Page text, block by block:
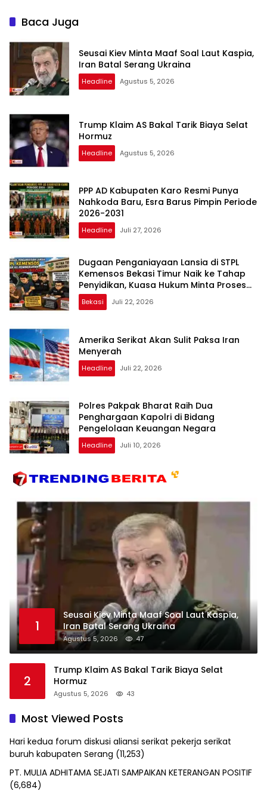
Baca Juga
Seusai Kiev Minta Maaf Soal Laut Kaspia,
Iran Batal Serang Ukraina
Headline Agustus 5, 2026
Trump Klaim AS Bakal Tarik Biaya Selat
Hormuz
Headline Agustus 5, 2026
PPP AD Kabupaten Karo Resmi Punya
Nahkoda Baru, Esra Barus Pimpin Periode
2026-2031
Headline Juli 27, 2026
Dugaan Penganiayaan Lansia di STPL
Kemensos Bekasi Timur Naik ke Tahap
Penyidikan, Kuasa Hukum Minta Proses
Transparan dan Bebas Intervensi
Bekasi Juli 22, 2026
Amerika Serikat Akan Sulit Paksa Iran
Menyerah
Headline Juli 22, 2026
Polres Pakpak Bharat Raih Dua
Penghargaan Kapolri di Bidang
Pengelolaan Keuangan Negara
Headline Juli 10, 2026
1
Seusai Kiev Minta Maaf Soal Laut Kaspia,
Iran Batal Serang Ukraina
Agustus 5, 2026 47
2
Trump Klaim AS Bakal Tarik Biaya Selat
Hormuz
Agustus 5, 2026 43
Most Viewed Posts
Hari kedua forum diskusi aliansi serikat pekerja serikat
buruh kabupaten Serang (11,253)
PT. MULIA ADHITAMA SEJATI SAMPAIKAN KETERANGAN POSITIF
(6,684)